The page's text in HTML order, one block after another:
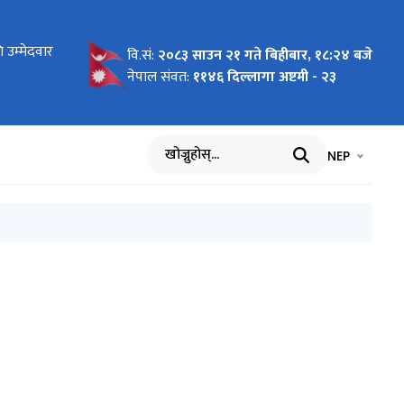
उम्मेदवार
लागि नाम
लागि नाम
विवरण
१००
वि.सं: २०८३ साउन २१ गते बिहीबार, १८:२४ बजे
नेपाल संवत: ११४६ दिल्लागा अष्टमी - २३
खोज्नुहोस् भाषा चयन
NEP